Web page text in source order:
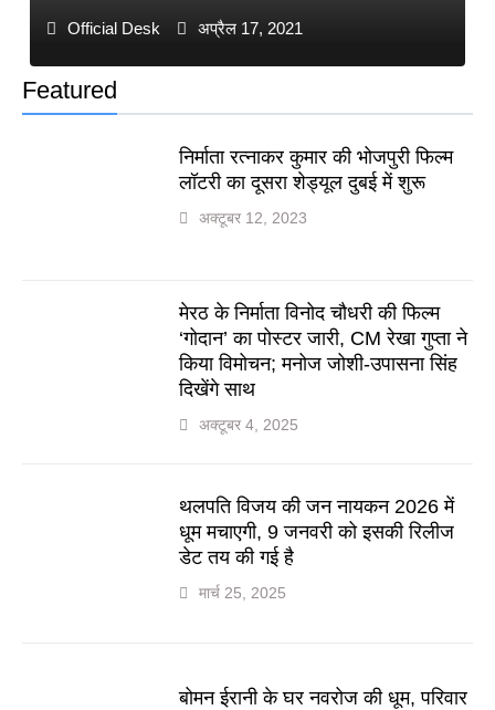
Featured
निर्माता रत्नाकर कुमार की भोजपुरी फिल्म
लॉटरी का दूसरा शेड्यूल दुबई में शुरू
अक्टूबर 12, 2023
मेरठ के निर्माता विनोद चौधरी की फिल्म
‘गोदान’ का पोस्टर जारी, CM रेखा गुप्ता ने
किया विमोचन; मनोज जोशी-उपासना सिंह
दिखेंगे साथ
अक्टूबर 4, 2025
थलपति विजय की जन नायकन 2026 में
धूम मचाएगी, 9 जनवरी को इसकी रिलीज
डेट तय की गई है
मार्च 25, 2025
बोमन ईरानी के घर नवरोज की धूम, परिवार
Official Desk अप्रैल 17, 2021